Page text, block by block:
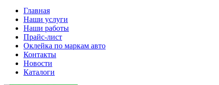
Главная
Наши услуги
Наши работы
Прайс-лист
Оклейка по маркам авто
Контакты
Новости
Каталоги